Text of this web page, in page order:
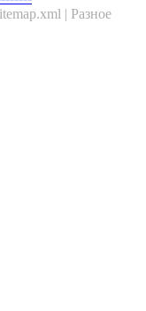
| Разное